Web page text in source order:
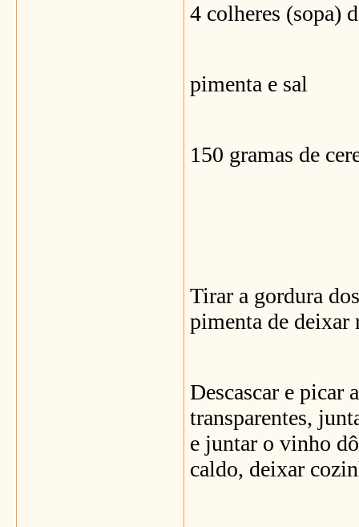
4 colheres (sopa)
pimenta e sal
150 gramas de
Tirar a gordura
pimenta de deixar
Descascar e picar
transparentes,
e juntar o vinho
caldo, deixar